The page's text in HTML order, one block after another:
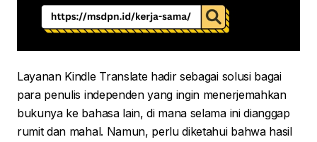
Layanan Kindle Translate hadir sebagai solusi bagai
para penulis independen yang ingin menerjemahkan
bukunya ke bahasa lain, di mana selama ini dianggap
rumit dan mahal. Namun, perlu diketahui bahwa hasil